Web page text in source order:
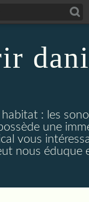
: les
une
vous
nous éduque